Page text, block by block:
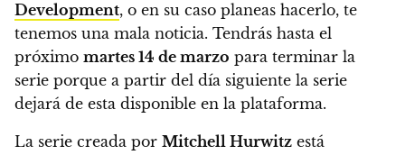
Development, o en su caso planeas hacerlo, te
tenemos una mala noticia. Tendrás hasta el
próximo martes 14 de marzo para terminar la
serie porque a partir del día siguiente la serie
dejará de esta disponible en la plataforma.
La serie creada por Mitchell Hurwitz está